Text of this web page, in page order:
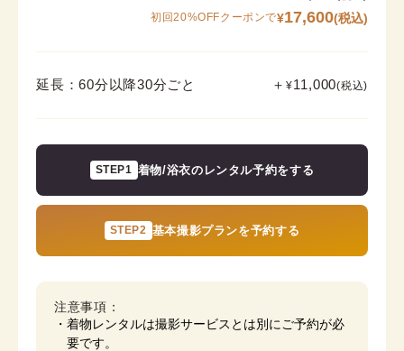
初回20%OFFクーポンで¥17,600(税込)
延長：60分以降30分ごと ＋ ¥11,000(税込)
STEP1 着物/浴衣のレンタル予約をする
STEP2 基本撮影プランを予約する
注意事項：
着物レンタルは撮影サービスとは別にご予約が必
要です。